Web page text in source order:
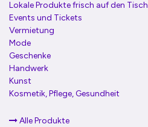
Lokale Produkte frisch auf den Tisch
Events und Tickets
Vermietung
Mode
Geschenke
Handwerk
Kunst
Kosmetik, Pflege, Gesundheit
Alle Produkte